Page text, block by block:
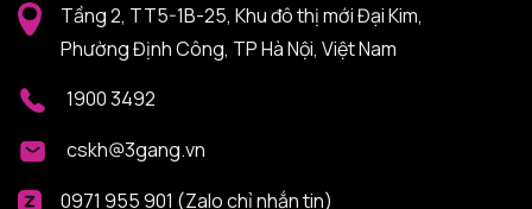
Tầng 2, TT5-1B-25, Khu đô thị mới Đại Kim,
Phường Định Công, TP Hà Nội, Việt Nam
1900 3492
cskh@3gang.vn
0971 955 901 (Zalo chỉ nhắn tin)